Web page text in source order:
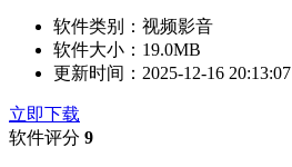
软件类别： 视频影音
软件大小： 19.0MB
更新时间： 2025-12-16 20:13:07
立即下载
软件评分 9